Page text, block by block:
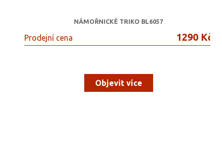
NÁMOŘNICKÉ TRIKO BL6057
Prodejní cena 1290 Kč
Objevit více